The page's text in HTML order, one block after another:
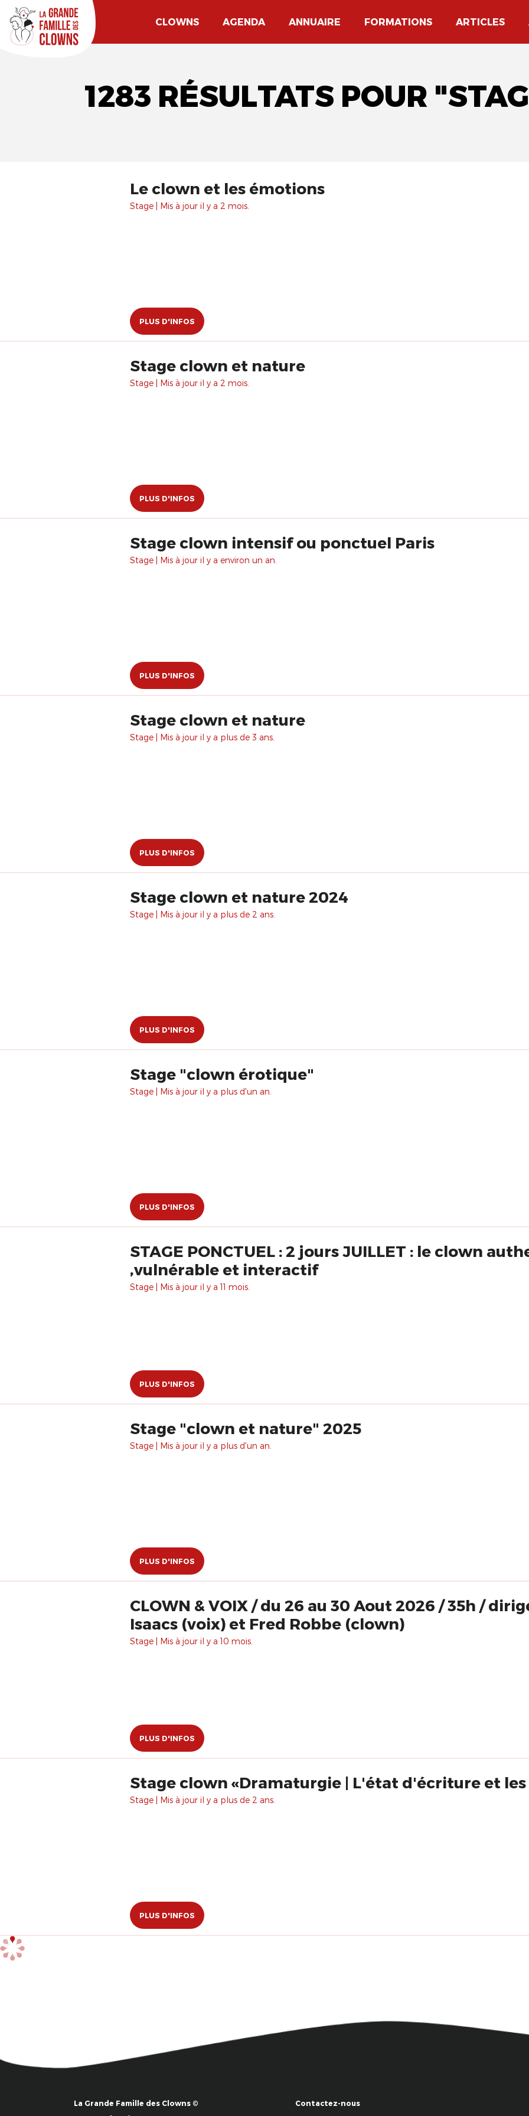
CLOWNS AGENDA ANNUAIRE FORMATIONS ARTICLES
1283 RÉSULTATS POUR
Le clown et les émotions
Stage | Mis à jour il y a 2 mois.
PLUS D'INFOS
Stage clown et nature
Stage | Mis à jour il y a 2 mois.
PLUS D'INFOS
Stage clown intensif ou ponctuel Paris
Stage | Mis à jour il y a environ un an.
PLUS D'INFOS
Stage clown et nature
Stage | Mis à jour il y a plus de 3 ans.
PLUS D'INFOS
Stage clown et nature 2024
Stage | Mis à jour il y a plus de 2 ans.
PLUS D'INFOS
Stage "clown érotique"
Stage | Mis à jour il y a plus d'un an.
PLUS D'INFOS
STAGE PONCTUEL : 2 jours JUILLET : le clown
,vulnérable et interactif
Stage | Mis à jour il y a 11 mois.
PLUS D'INFOS
Stage "clown et nature" 2025
Stage | Mis à jour il y a plus d'un an.
PLUS D'INFOS
CLOWN & VOIX / du 26 au 30 Aout 2026 / 35h /
Isaacs (voix) et Fred Robbe (clown)
Stage | Mis à jour il y a 10 mois.
PLUS D'INFOS
Stage clown «Dramaturgie | L'état d'écriture et
Stage | Mis à jour il y a plus de 2 ans.
PLUS D'INFOS
La Grande Famille des Clowns ©
Contactez-nous